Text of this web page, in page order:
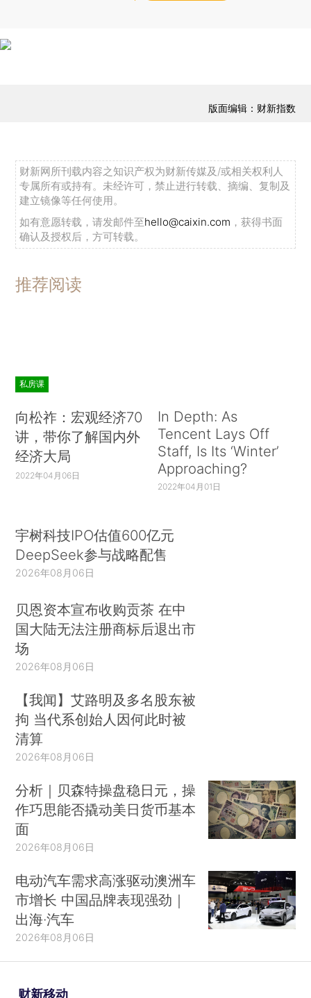
版面编辑：财新指数
财新网所刊载内容之知识产权为财新传媒及/或相关权利人
专属所有或持有。未经许可，禁止进行转载、摘编、复制及
建立镜像等任何使用。
如有意愿转载，请发邮件至hello@caixin.com ，获得书面
确认及授权后，方可转载。
推荐阅读
私房课
向松祚：宏观经济70
讲，带你了解国内外
经济大局
2022年04月06日
In Depth: As
Tencent Lays Off
Staff, Is Its ‘Winter’
Approaching?
2022年04月01日
宇树科技IPO估值600亿元
DeepSeek参与战略配售
2026年08月06日
贝恩资本宣布收购贡茶 在中
国大陆无法注册商标后退出市
场
2026年08月06日
【我闻】艾路明及多名股东被
拘 当代系创始人因何此时被
清算
2026年08月06日
分析｜贝森特操盘稳日元，操
作巧思能否撬动美日货币基本
面
2026年08月06日
电动汽车需求高涨驱动澳洲车
市增长 中国品牌表现强劲｜
出海·汽车
2026年08月06日
财新移动